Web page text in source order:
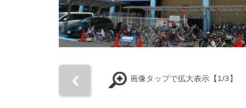
画像タップで拡大表示【1/3】